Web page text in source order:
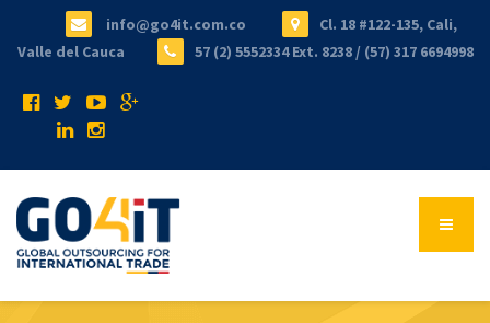
info@go4it.com.co
Cl. 18 #122-135, Cali,
Valle del Cauca
57 (2) 5552334 Ext. 8238 / (57) 317 6694998